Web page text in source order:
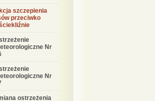
szczepienia
przeciwko
Nr
Nr
ostrzeżenia